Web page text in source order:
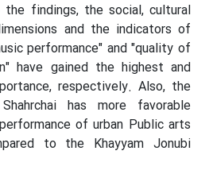
the findings, the social, cultural
and the indicators of
performance" and "quality of
have gained the highest and
respectively. Also, the
has more favorable
of urban Public arts
to the Khayyam Jonubi